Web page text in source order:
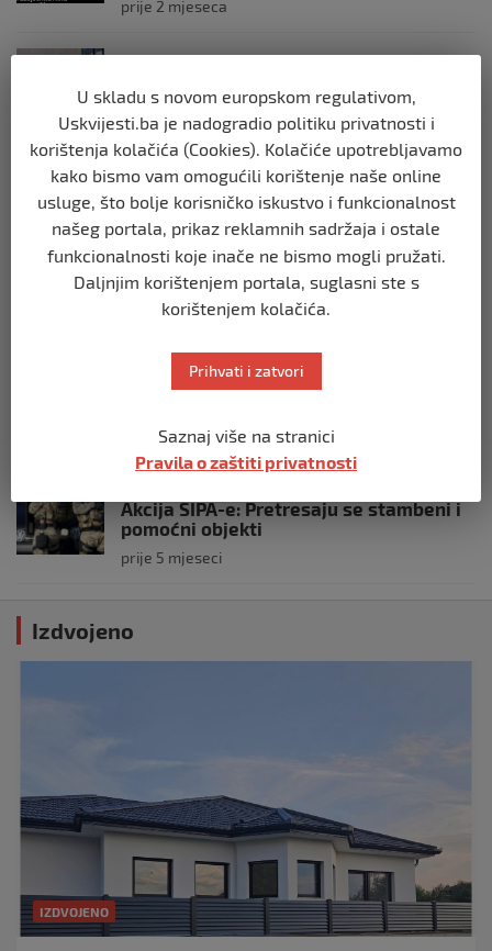
prije 2 mjeseca
Postoje razne špekulacije oko ukidanja
OHR-a – šta vi mislite?
prije 3 mjeseca
BIH
Zašto Bakir Izetbegović trenutno ima
najveće šanse za povratak u
Predsjedništvo BiH
prije 3 mjeseca
Demantij Federalnog ministarstva
unutrašnjih poslova
Akcija SIPA-e: Pretresaju se stambeni i
pomoćni objekti
prije 5 mjeseci
Izdvojeno
IZDVOJENO
U skladu s novom europskom regulativom,
Uskvijesti.ba je nadogradio politiku privatnosti i
korištenja kolačića (Cookies). Kolačiće upotrebljavamo
kako bismo vam omogućili korištenje naše online
usluge, što bolje korisničko iskustvo i funkcionalnost
našeg portala, prikaz reklamnih sadržaja i ostale
funkcionalnosti koje inače ne bismo mogli pružati.
Daljnjim korištenjem portala, suglasni ste s
korištenjem kolačića.
Prihvati i zatvori
Saznaj više na stranici
Pravila o zaštiti privatnosti